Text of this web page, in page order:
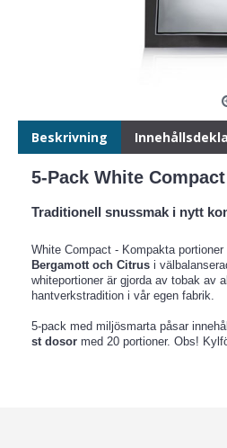
Beskrivning
5-Pack White
Traditionell snussmak i nytt
White Compact - Kompakta
Bergamott och Citrus i
whiteportioner är gjorda av tobak av
hantverkstradition i vår egen fabrik.
5-pack med miljösmarta påsar
st dosor med 20 portioner. Obs!